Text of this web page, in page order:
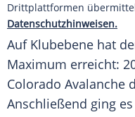
Drittplattformen
Datenschutzhinweisen.
Auf Klubebene hat
Maximum erreicht:
Colorado Avalanche
Anschließend ging